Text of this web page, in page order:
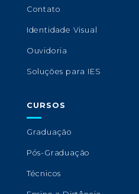
Contato
Identidade Visual
Ouvidoria
Soluções para IES
CURSOS
Graduação
Pós-Graduação
Técnicos